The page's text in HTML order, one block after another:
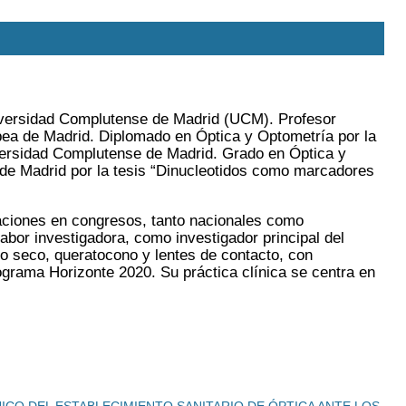
Complutense de Madrid (UCM). Profesor
de Madrid. Diplomado en Óptica y Optometría por la
Complutense de Madrid. Grado en Óptica y
Madrid por la tesis “Dinucleotidos como marcadores
en congresos, tanto nacionales como
investigadora, como investigador principal del
seco, queratocono y lentes de contacto, con
Horizonte 2020. Su práctica clínica se centra en